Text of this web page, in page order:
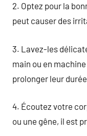
2. Optez pour la
peut causer des
3. Lavez-les
main ou en
prolonger leur
4. Écoutez votre
ou une gêne, il est